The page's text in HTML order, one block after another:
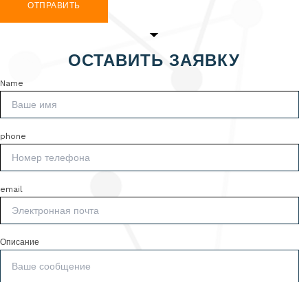
ОТПРАВИТЬ
ОСТАВИТЬ ЗАЯВКУ
Name
phone
email
Описание